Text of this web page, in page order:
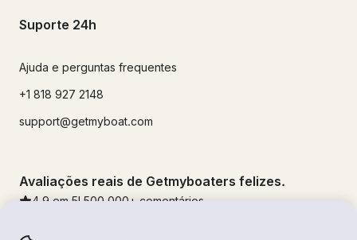
Suporte 24h
Ajuda e perguntas frequentes
+1 818 927 2148
support@getmyboat.com
Avaliações reais de Getmyboaters felizes.
4.9 em 5! 500,000 + comentários